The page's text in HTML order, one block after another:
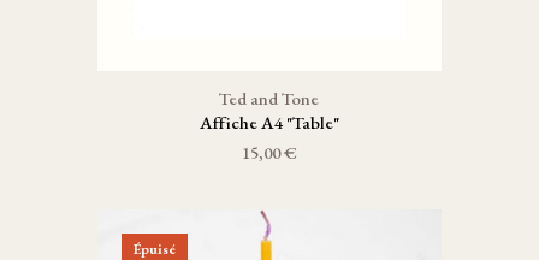
Ted and Tone
Affiche A4 "Table"
15,00 €
Épuisé